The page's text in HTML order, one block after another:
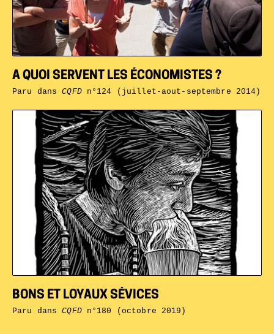
BONS ET LOYAUX SÉVICES
Paru dansCQFDn°180 (octobre 2019)
A QUOI SERVENT LES ÉCONOMISTES ?
Paru dansCQFDn°124 (juillet-aout-septembre 2014)